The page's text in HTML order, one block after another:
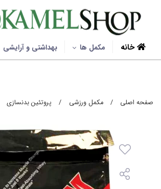
خانه مکمل ها بهداشتی و آرایشی
صفحه اصلی / مکمل ورزشی / پروتئین بدنسازی